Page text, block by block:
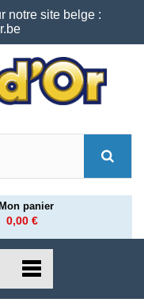
notre site belge :
Mon panier
0,00 €